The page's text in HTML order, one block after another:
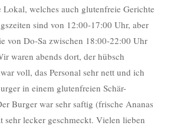
Lokal, welches auch glutenfreie Gerichte
sind von 12:00-17:00 Uhr, aber
von Do-Sa zwischen 18:00-22:00 Uhr
waren abends dort, der hübsch
voll, das Personal sehr nett und ich
in einem glutenfreien Schär-
Burger war sehr saftig (frische Ananas
sehr lecker geschmeckt. Vielen lieben